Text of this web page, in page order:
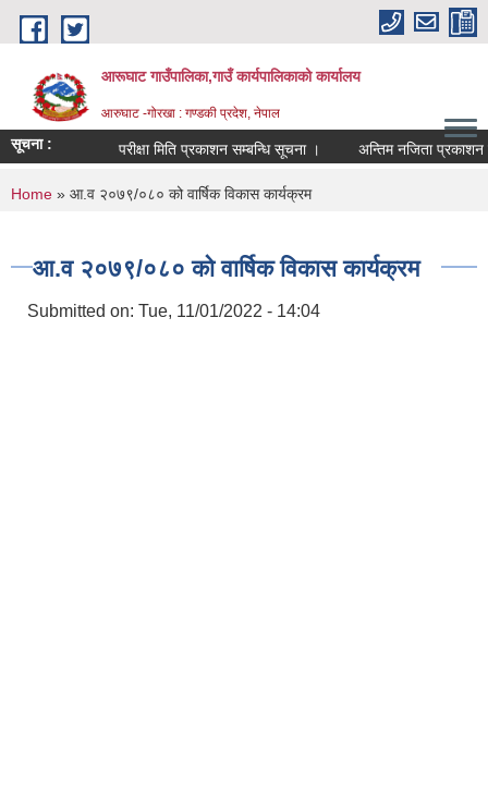
Skip to main content
आरूघाट गाउँपालिका,गाउँ कार्यपालिकाको कार्यालय
आरुघाट -गोरखा : गण्डकी प्रदेश, नेपाल
सूचना : परीक्षा मिति प्रकाशन सम्बन्धि सूचना । अन्तिम नजिता प्रकाशन
You are here
Home » आ.व २०७९/०८० को वार्षिक विकास कार्यक्रम
आ.व २०७९/०८० को वार्षिक विकास कार्यक्रम
Submitted on: Tue, 11/01/2022 - 14:04